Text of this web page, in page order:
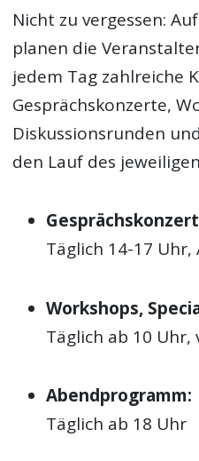
Nicht zu vergessen:
planen die
jedem Tag zahlreiche
Gesprächskonzerte,
Diskussionsrunden
den Lauf des
Täglich 14-17
Workshops,
Täglich ab 10
Abendprogramm:
Täglich ab 18 Uhr